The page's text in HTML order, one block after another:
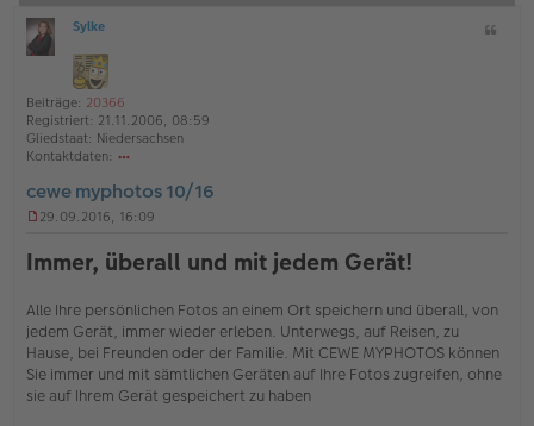
ff
n
e
Sylke
Beiträge: 20366
Registriert: 21.11.2006, 08:59
Gliedstaat: Niedersachsen
Kontaktdaten:
nt
ak
en
o
n
Sy
lk
e
cewe myphotos 10/16
g
l
e
s
e
n
e
29.09.2016, 16:09
Immer, überall und mit jedem Gerät!
Alle Ihre persönlichen Fotos an einem Ort speichern und überall, von
jedem Gerät, immer wieder erleben. Unterwegs, auf Reisen, zu
Hause, bei Freunden oder der Familie. Mit CEWE MYPHOTOS können
Sie immer und mit sämtlichen Geräten auf Ihre Fotos zugreifen, ohne
sie auf Ihrem Gerät gespeichert zu haben